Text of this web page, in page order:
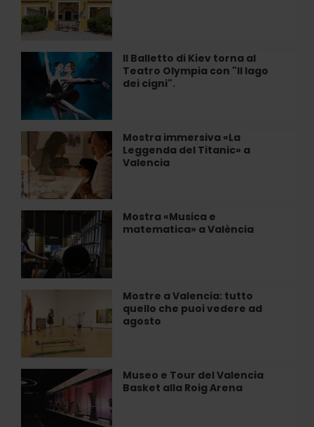
fuga
enoturistica
a
València
Il Balletto di Kiev torna al
Teatro Olympia con "Il lago
dei cigni".
Balletto
torna
al
Teatro
con
"Il
dei
cigni".
Mostra immersiva «La
Leggenda del Titanic» a
Valencia
Mostra
immersiva
«La
Leggenda
del
Titanic»
Valencia
Mostra «Musica e
matematica» a València
Mostra
«Musica
e
matematica»
a
València
Mostre a Valencia: tutto
quello che puoi vedere ad
agosto
Mostre
a
Valencia:
tutto
quello
che
puoi
vedere
Museo e Tour del Valencia
Basket alla Roig Arena
Museo
e